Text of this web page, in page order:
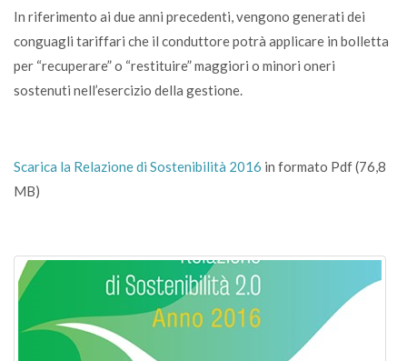
In riferimento ai due anni precedenti, vengono generati dei
conguagli tariffari che il conduttore potrà applicare in bolletta
per “recuperare” o “restituire” maggiori o minori oneri
sostenuti nell’esercizio della gestione.
Scarica la Relazione di Sostenibilità 2016 in formato Pdf (76,8
MB)